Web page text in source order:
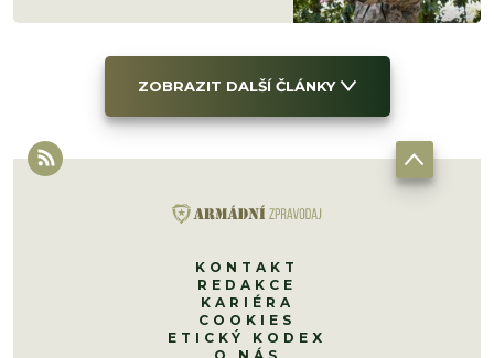
ZOBRAZIT DALŠÍ ČLÁNKY
KONTAKT
REDAKCE
KARIÉRA
COOKIES
ETICKÝ KODEX